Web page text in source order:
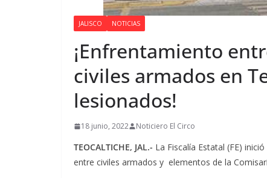
JALISCO NOTICIAS
¡Enfrentamiento
civiles armados en
lesionados!
18 junio, 2022 Noticiero El Circo
TEOCALTICHE, JAL.- La Fiscalía Estatal (FE)
entre civiles armados y elementos de la